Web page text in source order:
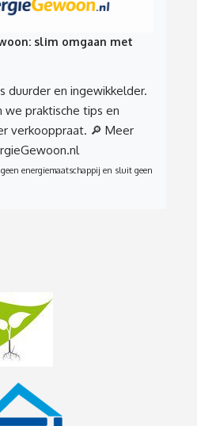
slim omgaan met
duurder en ingewikkelder.
we praktische tips en
verkooppraat. 🔎 Meer
energiemaatschappij en sluit geen